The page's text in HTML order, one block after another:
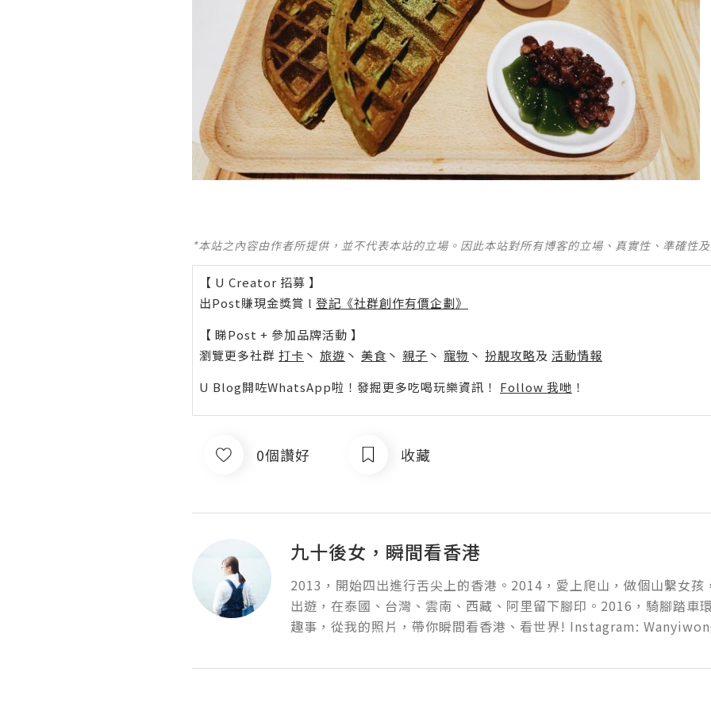
*本站之內容由作者所提供，並不代表本站的立場。因此本站對所有博客的立場、真實性、準確性
【 U Creator 招募 】
出Post賺現金獎賞 l 登記《社群創作有價企劃》
【 睇Post + 參加品牌活動 】
瀏覽更多社群 打卡 丶 旅遊 丶 美食 丶 親子 丶 寵物 丶 扮靚攻略及 活動情報
U Blog開咗WhatsApp啦！發掘更多吃喝玩樂資訊！ Follow 我哋 ！
0個讚好 收藏
九十後女，瞬間看香港
2013，開始四出進行舌尖上的香港。2014，愛上爬山，做個山繫女
出遊，在泰國、台灣、雲南、西藏、阿里留下腳印。2016，騎腳踏車
趣事，從我的照片，帶你瞬間看香港、看世界! Instagram: